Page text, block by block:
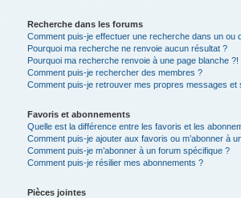
Recherche dans les forums
Comment puis-je effectuer une recherche dans un ou
Pourquoi ma recherche ne renvoie aucun résultat ?
Pourquoi ma recherche renvoie à une page blanche ?!
Comment puis-je rechercher des membres ?
Comment puis-je retrouver mes propres messages et
Favoris et abonnements
Quelle est la différence entre les favoris et les
Comment puis-je ajouter aux favoris ou m’abonner à
Comment puis-je m’abonner à un forum spécifique ?
Comment puis-je résilier mes abonnements ?
Pièces jointes